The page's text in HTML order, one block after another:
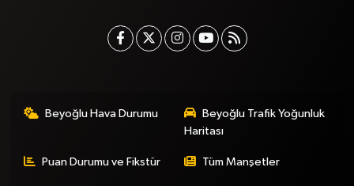
Beyoğlu Hava Durumu
Beyoğlu Trafik Yoğunluk
Haritası
Puan Durumu ve Fikstür Tüm Manşetler